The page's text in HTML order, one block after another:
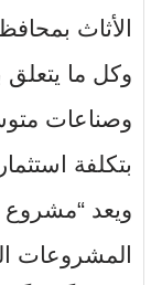
وكل ما
وصناعات
ويعد “مشروع
المشروعات